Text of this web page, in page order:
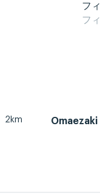
フ
フ
2km Omaezaki